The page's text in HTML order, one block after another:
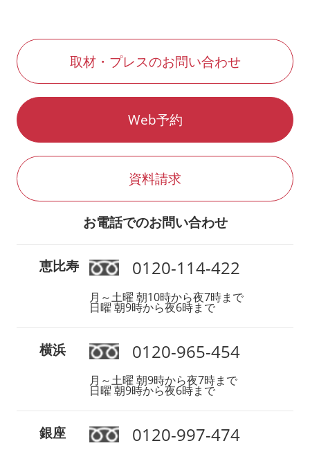
取材・プレスのお問い合わせ
Web予約
資料請求
お電話でのお問い合わせ
恵比寿 0120-114-422
月～土曜 朝10時から夜7時まで
日曜 朝9時から夜6時まで
横浜 0120-965-454
月～土曜 朝9時から夜7時まで
日曜 朝9時から夜6時まで
銀座 0120-997-474